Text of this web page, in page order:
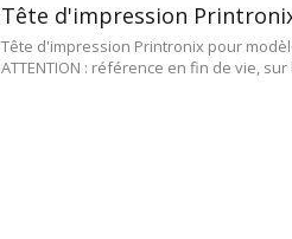
Tête d'impression
Tête d'impression Printronix pour
ATTENTION : référence en fin de vie,